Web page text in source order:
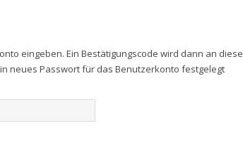
eingeben. Ein Bestätigungscode wird dann an diese
neues Passwort für das Benutzerkonto festgelegt